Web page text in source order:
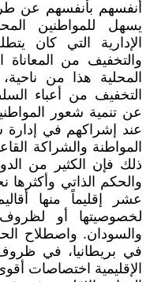
أنفسهم بأنفسهم عن
يسهل للمواطنين
الإدارية التي كان
والتخفيف من المعاناة
المحلية هذا من
التخفيف من أعباء
عن تنمية شعور
عند إشراكهم في إدارة
المواطنة والشراكة
ذلك فإن الكثير من
والحكم الذاتي وأكثرها
عشر إقليماً منها
لخصوصيتها أو
والسودان. واصطلاح
في بريطانيا، في
الإقليمية اختصاصات